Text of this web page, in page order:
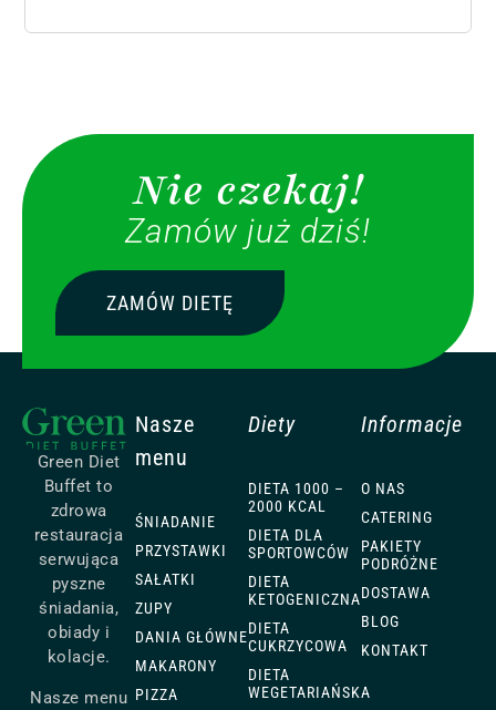
Nie czekaj!
Zamów już dziś!
ZAMÓW DIETĘ
Green Diet
Buffet to
zdrowa
restauracja
serwująca
pyszne
śniadania,
obiady i
kolacje.
Nasze menu
Nasze
menu
ŚNIADANIE
PRZYSTAWKI
SAŁATKI
ZUPY
DANIA GŁÓWNE
MAKARONY
PIZZA
Diety
DIETA 1000 –
2000 KCAL
DIETA DLA
SPORTOWCÓW
DIETA
KETOGENICZNA
DIETA
CUKRZYCOWA
DIETA
WEGETARIAŃSKA
Informacje
O NAS
CATERING
PAKIETY
PODRÓŻNE
DOSTAWA
BLOG
KONTAKT